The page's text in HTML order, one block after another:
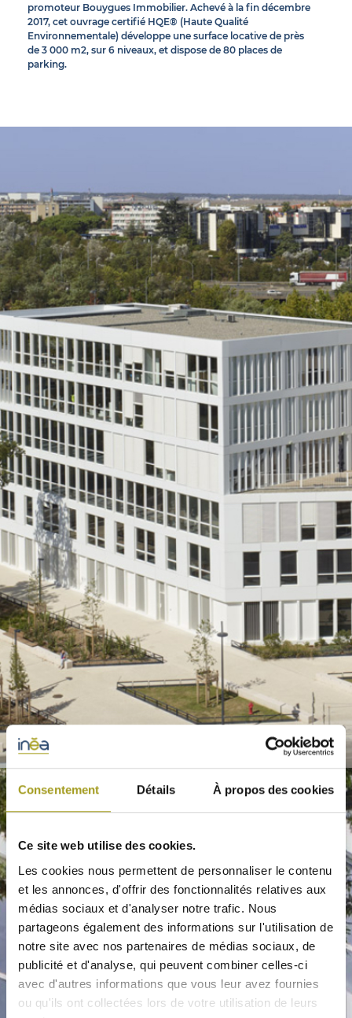
Consentement Détails À propos des cookies
Ce site web utilise des cookies.
Les cookies nous permettent de personnaliser le contenu
et les annonces, d'offrir des fonctionnalités relatives aux
médias sociaux et d'analyser notre trafic. Nous
partageons également des informations sur l'utilisation de
notre site avec nos partenaires de médias sociaux, de
publicité et d'analyse, qui peuvent combiner celles-ci
avec d'autres informations que vous leur avez fournies
ou qu'ils ont collectées lors de votre utilisation de leurs
promoteur Bouygues Immobilier. Achevé à la fin décembre
2017, cet ouvrage certifié HQE® (Haute Qualité
Environnementale) développe une surface locative de près
de 3 000 m2, sur 6 niveaux, et dispose de 80 places de
parking.